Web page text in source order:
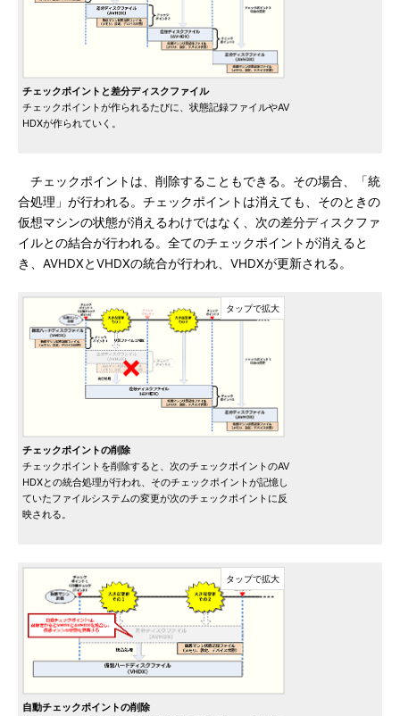
チェックポイントと差分ディスクファイル
チェックポイントが作られるたびに、状態記録ファイルやAV
HDXが作られていく。
チェックポイントは、削除することもできる。その場合、「統
合処理」が行われる。チェックポイントは消えても、そのときの
仮想マシンの状態が消えるわけではなく、次の差分ディスクファ
イルとの結合が行われる。全てのチェックポイントが消えると
き、AVHDXとVHDXの統合が行われ、VHDXが更新される。
チェックポイントの削除
チェックポイントを削除すると、次のチェックポイントのAV
HDXとの統合処理が行われ、そのチェックポイントが記憶し
ていたファイルシステムの変更が次のチェックポイントに反
映される。
自動チェックポイントの削除